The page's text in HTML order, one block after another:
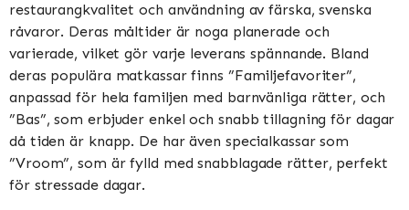
restaurangkvalitet och användning av färska, svenska
råvaror. Deras måltider är noga planerade och
varierade, vilket gör varje leverans spännande. Bland
deras populära matkassar finns ”Familjefavoriter”,
anpassad för hela familjen med barnvänliga rätter, och
”Bas”, som erbjuder enkel och snabb tillagning för dagar
då tiden är knapp. De har även specialkassar som
”Vroom”, som är fylld med snabblagade rätter, perfekt
för stressade dagar​​​​.